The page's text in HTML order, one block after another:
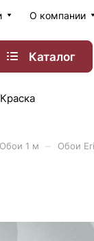
О компании
Каталог
Краска
Обои 1 м Обои